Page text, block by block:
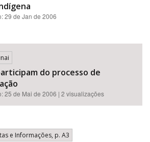
29 de Jan de 2006
do processo de
25 de Mai de 2006 | 2 visualizações
e Informações, p. A3